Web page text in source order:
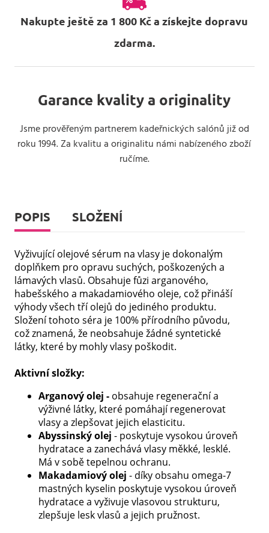
Nakupte ještě za 1 800 Kč a získejte dopravu
zdarma.
Garance kvality a originality
Jsme prověřeným partnerem kadeřnických salónů již od
roku 1994. Za kvalitu a originalitu námi nabízeného zboží
ručíme.
POPIS SLOŽENÍ
Vyživující olejové sérum na vlasy je dokonalým
doplňkem pro opravu suchých, poškozených a
lámavých vlasů. Obsahuje fůzi arganového,
habešského a makadamiového oleje, což přináší
výhody všech tří olejů do jediného produktu.
Složení tohoto séra je 100% přírodního původu,
což znamená, že neobsahuje žádné syntetické
látky, které by mohly vlasy poškodit.
Aktivní složky:
Arganový olej - obsahuje regenerační a
výživné látky, které pomáhají regenerovat
vlasy a zlepšovat jejich elasticitu.
Abyssinský olej - poskytuje vysokou úroveň
hydratace a zanechává vlasy měkké, lesklé.
Má v sobě tepelnou ochranu.
Makadamiový olej - díky obsahu omega-7
mastných kyselin poskytuje vysokou úroveň
hydratace a vyživuje vlasovou strukturu,
zlepšuje lesk vlasů a jejich pružnost.